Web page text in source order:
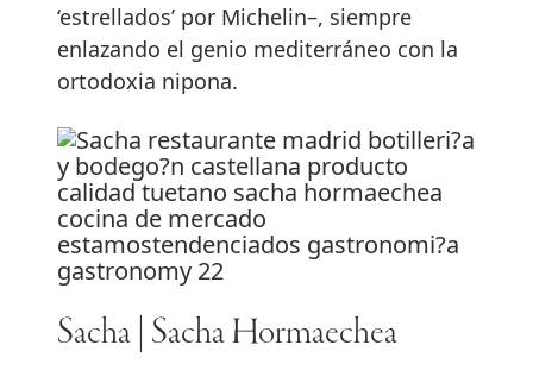
‘estrellados’ por Michelin–, siempre
enlazando el genio mediterráneo con la
ortodoxia nipona.
Sacha | Sacha Hormaechea